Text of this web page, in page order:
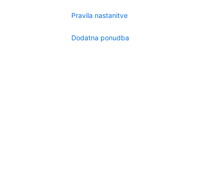
Pravila nastanitve
Dodatna ponudba